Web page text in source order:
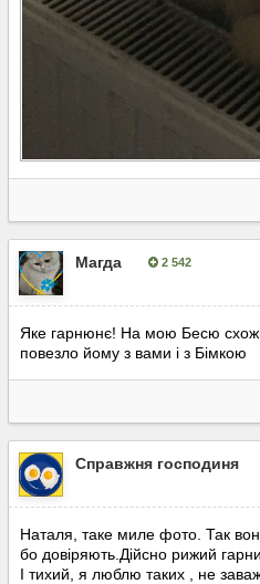
Магда 2 542
Яке гарнюнє! На мою Бесю
повезло йому з вами і з Бімкою
Справжня господиня
Наталя, таке миле фото. Так
бо довіряють.Дійсно рижий
І тихий, я люблю таких , не